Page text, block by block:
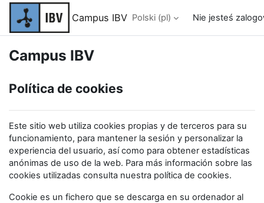
Przejdź do głównej zawartości
Campus IBV Polski ‎(pl)‎ Nie jesteś
Campus IBV
Política de cookies
Este sitio web utiliza cookies propias y de terceros para su
funcionamiento, para mantener la sesión y personalizar la
experiencia del usuario, así como para obtener estadísticas
anónimas de uso de la web. Para más información sobre las
cookies utilizadas consulta nuestra política de cookies.
Cookie es un fichero que se descarga en su ordenador al